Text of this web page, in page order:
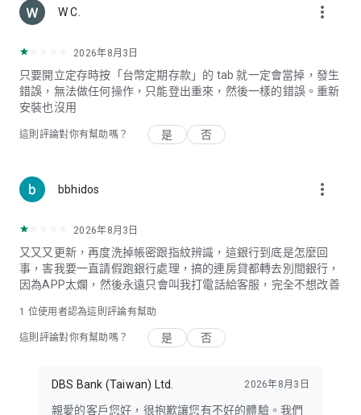
W C. more_vert
2026年8月3日
只要開立定存時按「台幣定期存款」的 tab 就一定會當掉，發生
錯誤，無法做任何操作，只能登出重來，然後一樣的錯誤。重新
安裝也沒用
這則評論對你有幫助嗎？ 是 否
bbhidos more_vert
2026年8月3日
又又又更新，再度洗掉帳密跟指紋辨識，這銀行到底是怎麼回
事，害我要一直請假跑銀行處理，搞的連房貸都轉去別間銀行，
因為APP太爛，然後永遠只會叫我打電話給客服，完全不想改善
1 位使用者認為這則評論有幫助
這則評論對你有幫助嗎？ 是 否
DBS Bank (Taiwan) Ltd. 2026年8月3日
親愛的客戶您好，很抱歉讓您有不好的體驗。我們